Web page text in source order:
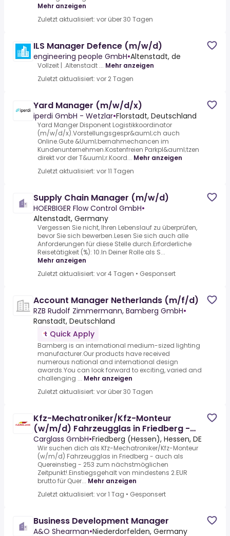
Mehr anzeigen
Zuletzt aktualisiert: vor über 30 Tagen
ILS Manager Defence (m/w/d)
engineering people GmbH•Altenstadt, de
Vollzeit | .Altenstadt ... Mehr anzeigen
Zuletzt aktualisiert: vor 2 Tagen
Yard Manager (m/w/d/x)
iperdi GmbH - Wetzlar•Florstadt, Deutschland
Yard Manger Disponent Logistikkoordinator
(m/w/d/x).Vorstellungsgespr&auml;ch auch
Online.Gute &Uuml;bernahmechancen im
Kundenunternehmen.Kostenfreien Parkpl&auml;tzen
direkt vor der T&uuml;r.Koord... Mehr anzeigen
Zuletzt aktualisiert: vor 11 Tagen
Supply Chain Manager (m/w/d)
HOERBIGER Flow Control GmbH•
Altenstadt, Germany
Vergessen Sie nicht, Ihren Lebenslauf zu überprüfen,
bevor Sie sich bewerben.Lesen Sie sich auch alle
Anforderungen für diese Stelle durch.Erforderliche
Reisetätigkeit (%): 10.In Deiner Rolle als S...
Mehr anzeigen
Zuletzt aktualisiert: vor 4 Tagen • Gesponsert
Account Manager Netherlands (m/f/d)
RZB Rudolf Zimmermann, Bamberg GmbH•
Ranstadt, Deutschland
Quick Apply
Bamberg is an international medium-sized lighting
manufacturer.Our products have received
numerous national and international design
awards.You can look forward to exciting, varied and
challenging ... Mehr anzeigen
Zuletzt aktualisiert: vor über 30 Tagen
Kfz-Mechatroniker/Kfz-Monteur
(w/m/d) Fahrzeugglas in Friedberg -
auch als Quereinstieg - 253
Carglass GmbH•Friedberg (Hessen), Hessen, DE
Wir suchen dich als Kfz-Mechatroniker/Kfz-Monteur
(w/m/d) Fahrzeugglas in Friedberg - auch als
Quereinstieg - 253 zum nächstmöglichen
Zeitpunkt!.Einstiegsgehalt von mindestens 2.EUR
brutto für Quer... Mehr anzeigen
Zuletzt aktualisiert: vor 1 Tag • Gesponsert
Business Development Manager
A&O Shearman•Niederdorfelden, Germany